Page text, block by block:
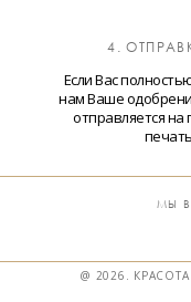
4.
Если Вас
нам Ваше
отправляется
МЫ
@ 2026.